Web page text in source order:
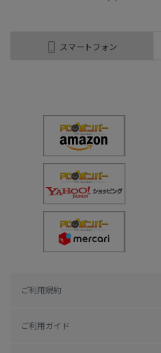
スマートフォン
ご利用規約
ご利用ガイド